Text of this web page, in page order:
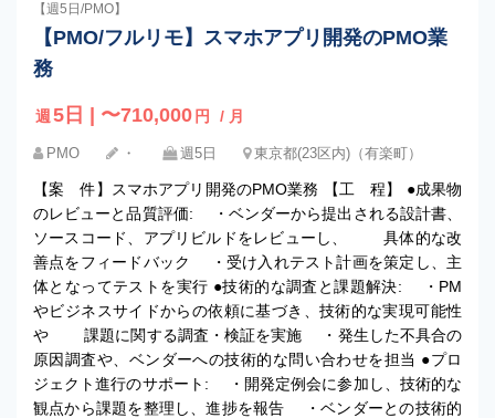
【週5日/PMO】
【PMO/フルリモ】スマホアプリ開発のPMO業
務
週 5日 | 〜710,000 円 / 月
PMO ・ 週5日 東京都(23区内)（有楽町）
【案 件】スマホアプリ開発のPMO業務 【工 程】 ●成果物
のレビューと品質評価: ・ベンダーから提出される設計書、
ソースコード、アプリビルドをレビューし、 具体的な改
善点をフィードバック ・受け入れテスト計画を策定し、主
体となってテストを実行 ●技術的な調査と課題解決: ・PM
やビジネスサイドからの依頼に基づき、技術的な実現可能性
や 課題に関する調査・検証を実施 ・発生した不具合の
原因調査や、ベンダーへの技術的な問い合わせを担当 ●プロ
ジェクト進行のサポート: ・開発定例会に参加し、技術的な
観点から課題を整理し、進捗を報告 ・ベンダーとの技術的